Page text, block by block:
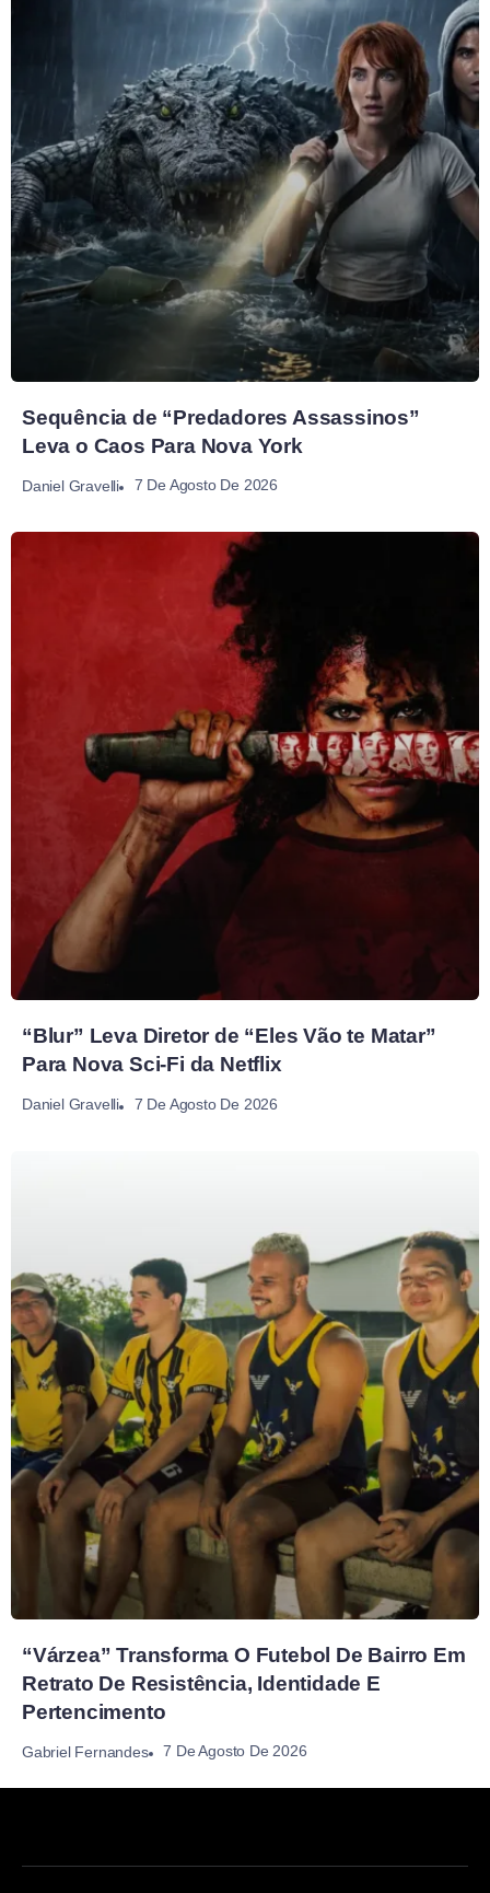
Sequência de “Predadores Assassinos”
Leva o Caos Para Nova York
Daniel Gravelli 7 De Agosto De 2026
“Blur” Leva Diretor de “Eles Vão te Matar”
Para Nova Sci-Fi da Netflix
Daniel Gravelli 7 De Agosto De 2026
“Várzea” Transforma O Futebol De Bairro Em
Retrato De Resistência, Identidade E
Pertencimento
Gabriel Fernandes 7 De Agosto De 2026